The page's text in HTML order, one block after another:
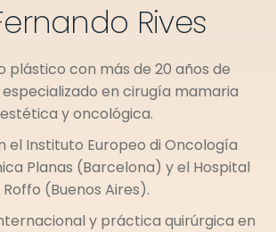
Rives
plástico con más de 20 años de
en cirugía mamaria
estética y oncológica.
el Instituto Europeo di Oncología
Planas (Barcelona) y el Hospital
Roffo (Buenos Aires).
y práctica quirúrgica en